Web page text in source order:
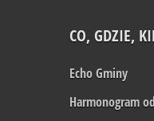
CO, GDZIE,
Echo Gminy
Harmonogram